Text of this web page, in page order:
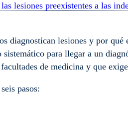
lesiones preexistentes a las
diagnostican lesiones y por qué
para llegar a un
de medicina y que
pasos: